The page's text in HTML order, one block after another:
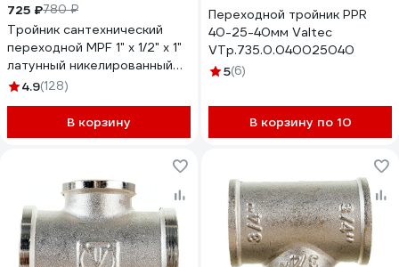
725 ₽780 ₽
Тройник сантехнический
переходной MPF 1" х 1/2" х 1"
латунный никелированный
внутренняя резьба
4.9(128)
В корзину
Переходной тройник PPR
40-25-40мм Valtec
VTp.735.0.040025040
5(6)
В корзину по 10